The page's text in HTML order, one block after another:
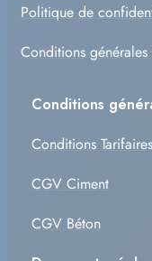
Politique de
Conditions
Conditions
Conditions
CGV Ciment
CGV Béton